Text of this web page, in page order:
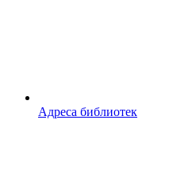
Адреса библиотек